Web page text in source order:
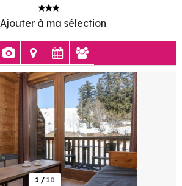
Ajouter à ma sélection
1 / 10